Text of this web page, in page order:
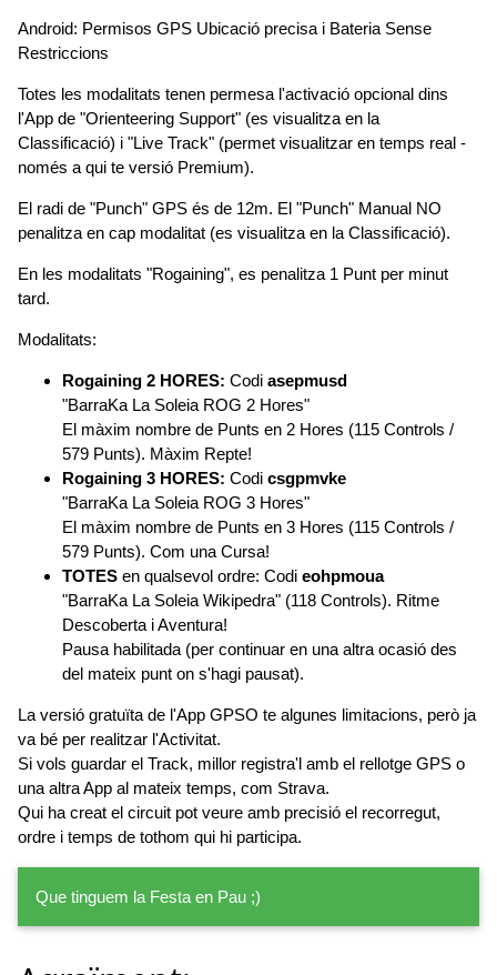
Android: Permisos GPS Ubicació precisa i Bateria Sense
Restriccions
Totes les modalitats tenen permesa l'activació opcional dins
l'App de "Orienteering Support" (es visualitza en la
Classificació) i "Live Track" (permet visualitzar en temps real -
només a qui te versió Premium).
El radi de "Punch" GPS és de 12m. El "Punch" Manual NO
penalitza en cap modalitat (es visualitza en la Classificació).
En les modalitats "Rogaining", es penalitza 1 Punt per minut
tard.
Modalitats:
Rogaining 2 HORES: Codi asepmusd
"BarraKa La Soleia ROG 2 Hores"
El màxim nombre de Punts en 2 Hores (115 Controls /
579 Punts). Màxim Repte!
Rogaining 3 HORES: Codi csgpmvke
"BarraKa La Soleia ROG 3 Hores"
El màxim nombre de Punts en 3 Hores (115 Controls /
579 Punts). Com una Cursa!
TOTES en qualsevol ordre: Codi eohpmoua
"BarraKa La Soleia Wikipedra" (118 Controls). Ritme
Descoberta i Aventura!
Pausa habilitada (per continuar en una altra ocasió des
del mateix punt on s'hagi pausat).
La versió gratuïta de l'App GPSO te algunes limitacions, però ja
va bé per realitzar l'Activitat.
Si vols guardar el Track, millor registra'l amb el rellotge GPS o
una altra App al mateix temps, com Strava.
Qui ha creat el circuit pot veure amb precisió el recorregut,
ordre i temps de tothom qui hi participa.
Que tinguem la Festa en Pau ;)